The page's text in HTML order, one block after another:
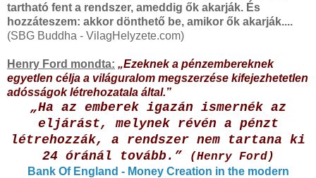
tartható fent a rendszer, ameddig ők akarják. És
hozzáteszem: akkor dönthető be, amikor ők akarják....
(SBG Buddha - VilagHelyzete.com)
Henry Ford mondta: „Ezeknek a pénzembereknek
egyetlen célja a világuralom megszerzése kifejezhetetlen
adósságok létrehozatala által.”
„Ha az emberek igazán ismernék az
eljárást, melynek révén a pénzt
létrehozzák, a rendszer nem tartana ki
24 óránál tovább.”
(Henry Ford)
Bank Of England - Money Creation in the modern